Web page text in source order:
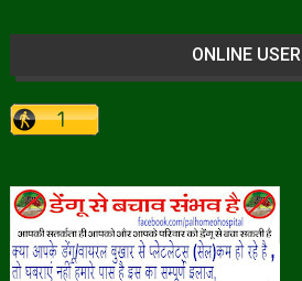
ONLINE USER